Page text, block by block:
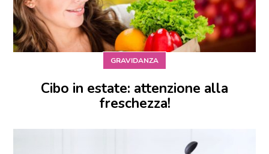
GRAVIDANZA
Cibo in estate: attenzione alla
freschezza!